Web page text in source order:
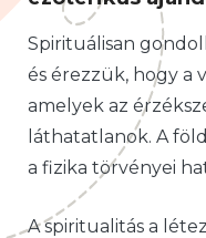
Spirituálisan
és érezzük, hogy a
amelyek az
láthatatlanok. A
a fizika törvényei
A spiritualitás a